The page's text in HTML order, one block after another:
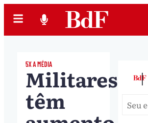
5X A MÉDIA
Militares
têm
|